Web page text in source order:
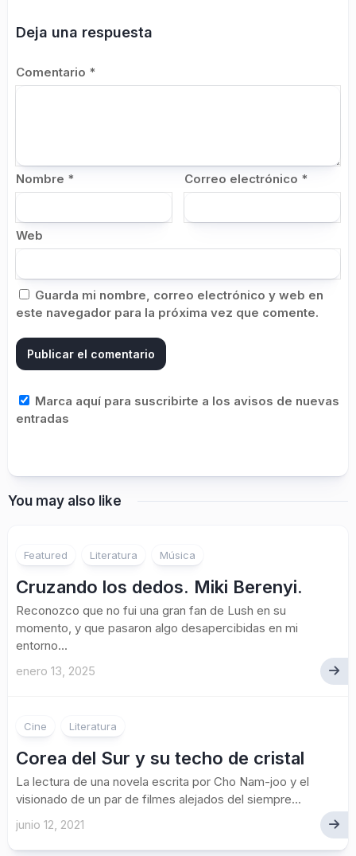
Deja una respuesta
Comentario *
Nombre * Correo electrónico *
Web
Guarda mi nombre, correo electrónico y web en
este navegador para la próxima vez que comente.
Marca aquí para suscribirte a los avisos de nuevas
entradas
You may also like
Featured Literatura Música
Cruzando los dedos. Miki Berenyi.
Reconozco que no fui una gran fan de Lush en su
momento, y que pasaron algo desapercibidas en mi
entorno...
enero 13, 2025
Cine Literatura
Corea del Sur y su techo de cristal
La lectura de una novela escrita por Cho Nam-joo y el
visionado de un par de filmes alejados del siempre...
junio 12, 2021